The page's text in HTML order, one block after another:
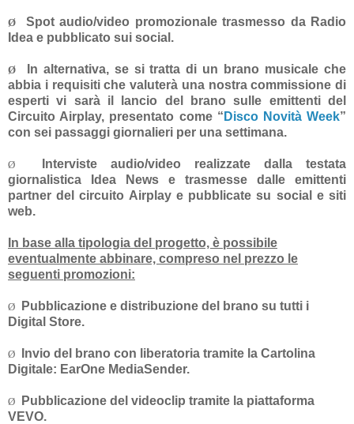
Ø
Spot audio/video promozionale trasmesso da Radio
Idea e pubblicato sui social.
Ø In alternativa, se si tratta di un brano musicale che
abbia i requisiti che valuterà una nostra commissione di
esperti vi sarà il
lancio del brano sulle emittenti del
Circuito Airplay, presentato come “ Disco Novità Week”
con sei passaggi giornalieri per una settimana.
Ø Interviste audio/video realizzate dalla testata
giornalistica Idea News e trasmesse dalle emittenti
partnerdel circuito Airplay e pubblicate su social e siti
web.
In base alla tipologia del progetto, è possibile
eventualmente abbinare, compreso nel prezzo le
seguenti promozioni:
Ø
Pubblicazione e distribuzione del brano su tutti i
Digital Store.
Ø
Invio del brano con liberatoria tramite la Cartolina
Digitale: EarOne MediaSender.
Ø
Pubblicazione del videoclip tramite la piattaforma
VEVO.